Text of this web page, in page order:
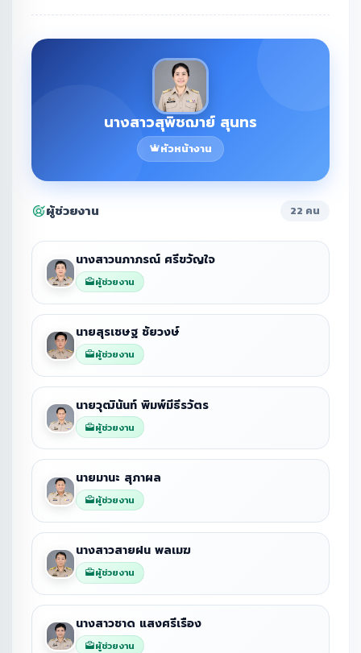
นางสาวสุพิชฌาย์ สุนทร
หัวหน้างาน
ผู้ช่วยงาน 22 คน
นางสาวนภาภรณ์ ศรีขวัญใจ
ผู้ช่วยงาน
นายสุรเชษฐ ชัยวงษ์
ผู้ช่วยงาน
นายวุฒินันท์ พิมพ์มีธีรวัตร
ผู้ช่วยงาน
นายมานะ สุภาผล
ผู้ช่วยงาน
นางสาวสายฝน พลเมฆ
ผู้ช่วยงาน
นางสาวชาด แสงศรีเรือง
ผู้ช่วยงาน